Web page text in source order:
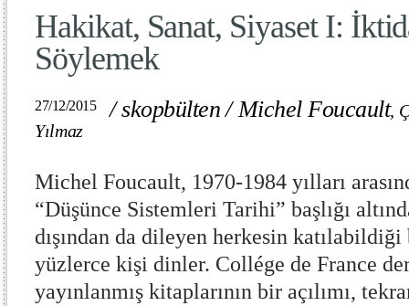
Hakikat, Sanat, Siyaset I:
Söylemek
27/12/2015 /skopbülten /Michel Foucault,
Yılmaz
Michel Foucault, 1970-1984 yılları
“Düşünce Sistemleri Tarihi” başlığı
dışından da dileyen herkesin
yüzlerce kişi dinler. Collége de France
yayınlanmış kitaplarının bir açılımı,